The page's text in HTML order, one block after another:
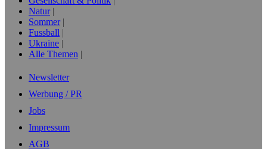
Natur
Sommer
Fussball
Ukraine
Alle Themen
Newsletter
Werbung / PR
Jobs
Impressum
AGB